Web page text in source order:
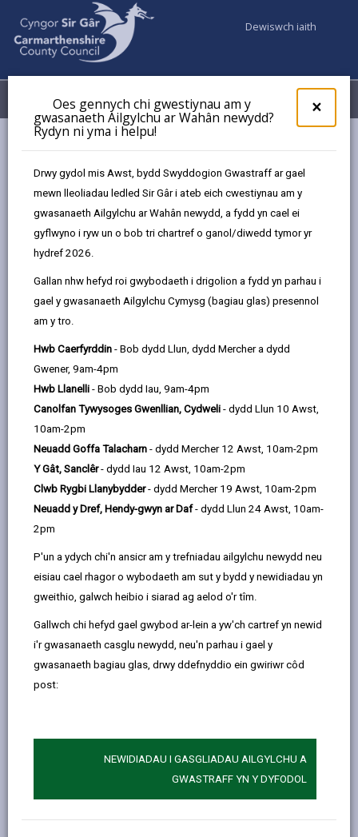
×
Oes gennych chi gwestiynau am y
gwasanaeth Ailgylchu ar Wahân newydd?
Rydyn ni yma i helpu!
Drwy gydol mis Awst, bydd Swyddogion Gwastraff ar gael
mewn lleoliadau ledled Sir Gâr i ateb eich cwestiynau am y
gwasanaeth Ailgylchu ar Wahân newydd, a fydd yn cael ei
gyflwyno i ryw un o bob tri chartref o ganol/diwedd tymor yr
hydref 2026.
Gallan nhw hefyd roi gwybodaeth i drigolion a fydd yn parhau i
gael y gwasanaeth Ailgylchu Cymysg (bagiau glas) presennol
am y tro.
Hwb Caerfyrddin - Bob dydd Llun, dydd Mercher a dydd
Gwener, 9am-4pm
Hwb Llanelli - Bob dydd Iau, 9am-4pm
Canolfan Tywysoges Gwenllian, Cydweli - dydd Llun 10 Awst,
10am-2pm
Neuadd Goffa Talacharn - dydd Mercher 12 Awst, 10am-2pm
Y Gât, Sanclêr- dydd Iau 12 Awst, 10am-2pm
Clwb Rygbi Llanybydder- dydd Mercher 19 Awst, 10am-2pm
Neuadd y Dref, Hendy-gwyn ar Daf- dydd Llun 24 Awst, 10am-
2pm
P'un a ydych chi'n ansicr am y trefniadau ailgylchu newydd neu
eisiau cael rhagor o wybodaeth am sut y bydd y newidiadau yn
gweithio, galwch heibio i siarad ag aelod o'r tîm.
Gallwch chi hefyd gael gwybod ar-lein a yw'ch cartref yn newid
i'r gwasanaeth casglu newydd, neu'n parhau i gael y
gwasanaeth bagiau glas, drwy ddefnyddio ein gwiriwr côd
post:
NEWIDIADAU I GASGLIADAU AILGYLCHU A
GWASTRAFF YN Y DYFODOL
Dewiswch iaith
Dewislen
Gofal Cartref
Home Care
Gofal Cartref yw cymorth sy'n cael ei roi i bobl yn eu
cartrefi eu hunain i'w helpu i aros yn annibynnol a
byw'n dda. Y nod yw gwneud bywyd bob dydd yn
haws ac yn fwy diogel, fel bod unigolion yn gallu
parhau i fyw'n gyfforddus yn eu cymuned.
Sut i gael y gwasanaeth
content
Os ydych yn gymwys i gael cymorth-
Sut i wneud cais am asesiad
open
content
Trefnu eich gwasanaeth gofal
content